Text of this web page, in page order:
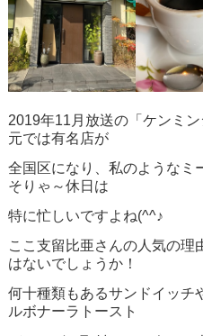
2019年11月放送の「ケンミ
元では有名店が
全国区になり、私のようなミ
そりゃ～休日は
特に忙しいですよね(^^♪
ここ支留比亜さんの人気の理
はないでしょうか！
何十種類もあるサンドイッチ
ルボナーラトースト